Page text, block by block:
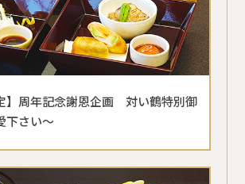
】周年記念謝恩企画 対い鶴特別御
さい～